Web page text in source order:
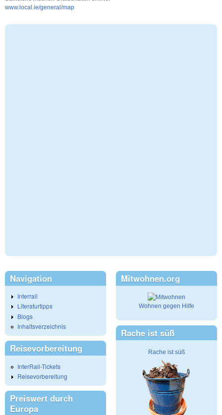
www.local.ie/general/map
Navigation
Interrail
Literaturtipps
Blogs
Inhaltsverzeichnis
Reisevorbereitung
InterRail-Tickets
Reisevorbereitung
Preiswert durch
Europa
Mitwohnen.org
Wohnen gegen Hilfe
Rache ist süß
Rache ist süß